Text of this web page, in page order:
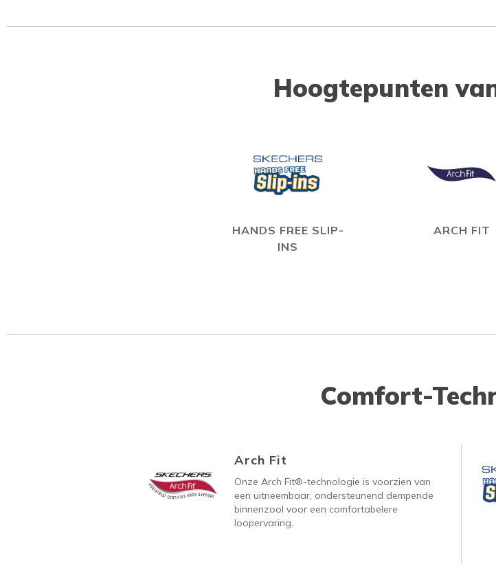
Hoogtepunten
HANDS FREE SLIP-
INS
ARCH FIT
Comfort-
Arch Fit
Onze Arch Fit®-technologie is voorzien van
een uitneembaar, ondersteunend dempende
binnenzool voor een comfortabelere
loopervaring.